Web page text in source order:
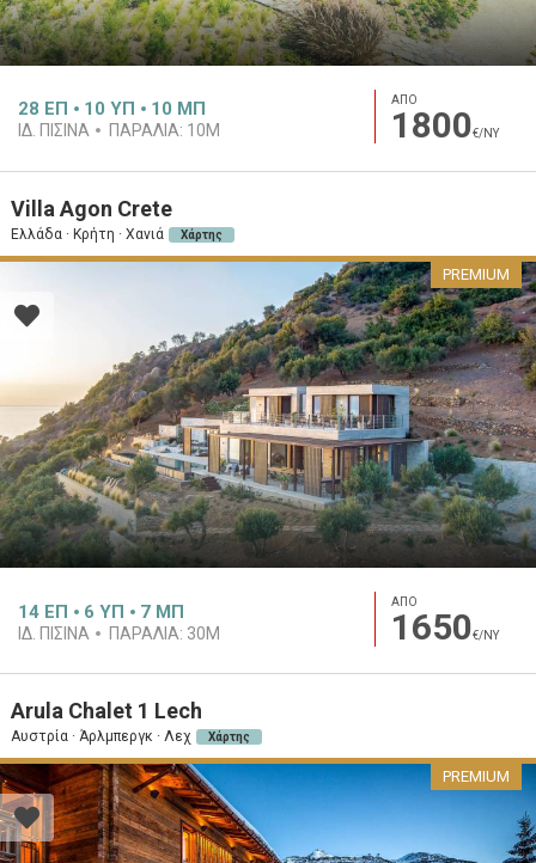
28 ΕΠ 10 ΥΠ 10 ΜΠ
ΙΔ. ΠΙΣΊΝΑ ΠΑΡΑΛΊΑ: 10M
ΑΠΟ
1800€/ΝΥ
Villa Agon Crete
Ελλάδα · Κρήτη · Χανιά Χάρτης
PREMIUM
14 ΕΠ 6 ΥΠ 7 ΜΠ
ΙΔ. ΠΙΣΊΝΑ ΠΑΡΑΛΊΑ: 30M
ΑΠΟ
1650€/ΝΥ
Arula Chalet 1 Lech
Αυστρία · Άρλμπεργκ · Λεχ Χάρτης
PREMIUM